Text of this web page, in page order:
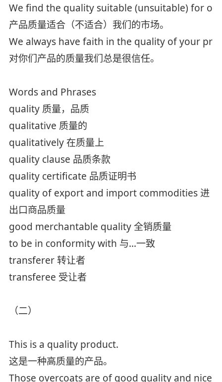
We find the quality suitable (unsuitable) for
产品质量适合（不适合）我们的市场。
We always have faith in the quality of your
对你们产品的质量我们总是很信任。
Words and Phrases
quality 质量，品质
qualitative 质量的
qualitatively 在质量上
quality clause 品质条款
quality certificate 品质证明书
quality of export and import commodities 进
出口商品质量
good merchantable quality 全销质量
to be in conformity with 与...一致
transferer 转让者
transferee 受让者
（二）
This is a quality product.
这是一种高质量的产品。
Those overcoats are of good quality and nice